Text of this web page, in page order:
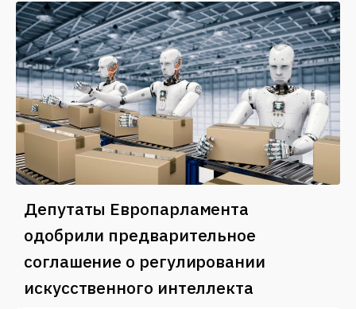
Депутаты Европарламента
одобрили предварительное
соглашение о регулировании
искусственного интеллекта